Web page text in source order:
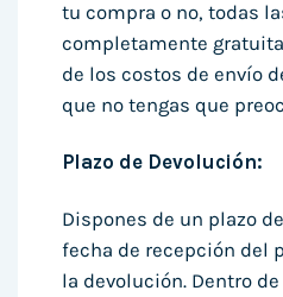
tu compra o no, todas
completamente
de los costos de envío
que no tengas que
Plazo de Devolución:
Dispones de un plazo
fecha de recepción del
la devolución. Dentro